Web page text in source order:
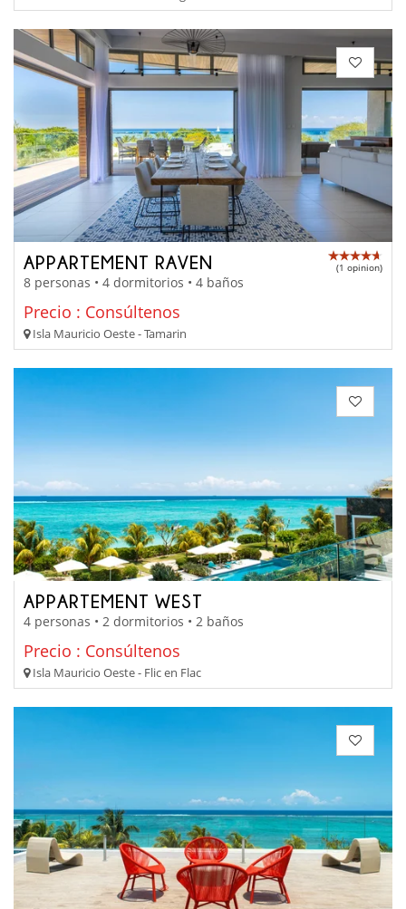
APPARTEMENT RAVEN (1 opinion)
8 personas • 4 dormitorios • 4 baños
Precio : Consúltenos
Isla Mauricio Oeste - Tamarin
APPARTEMENT WEST
4 personas • 2 dormitorios • 2 baños
Precio : Consúltenos
Isla Mauricio Oeste - Flic en Flac